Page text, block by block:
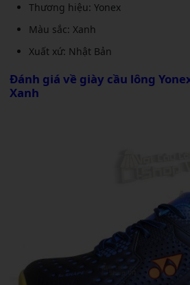
Thương hiệu: Yonex
Màu sắc: Xanh
Xuất xứ: Nhật Bản
Đánh giá về giày cầu lông
Xanh